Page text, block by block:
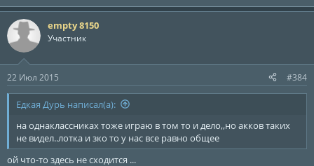
empty 8150
Участник
22 Июл 2015 #384
Едкая Дурь написал(а):
на однаклассниках тоже играю в том то и дело,,но акков таких
не видел..лотка и зко то у нас все равно общее
ой что-то здесь не сходится ...